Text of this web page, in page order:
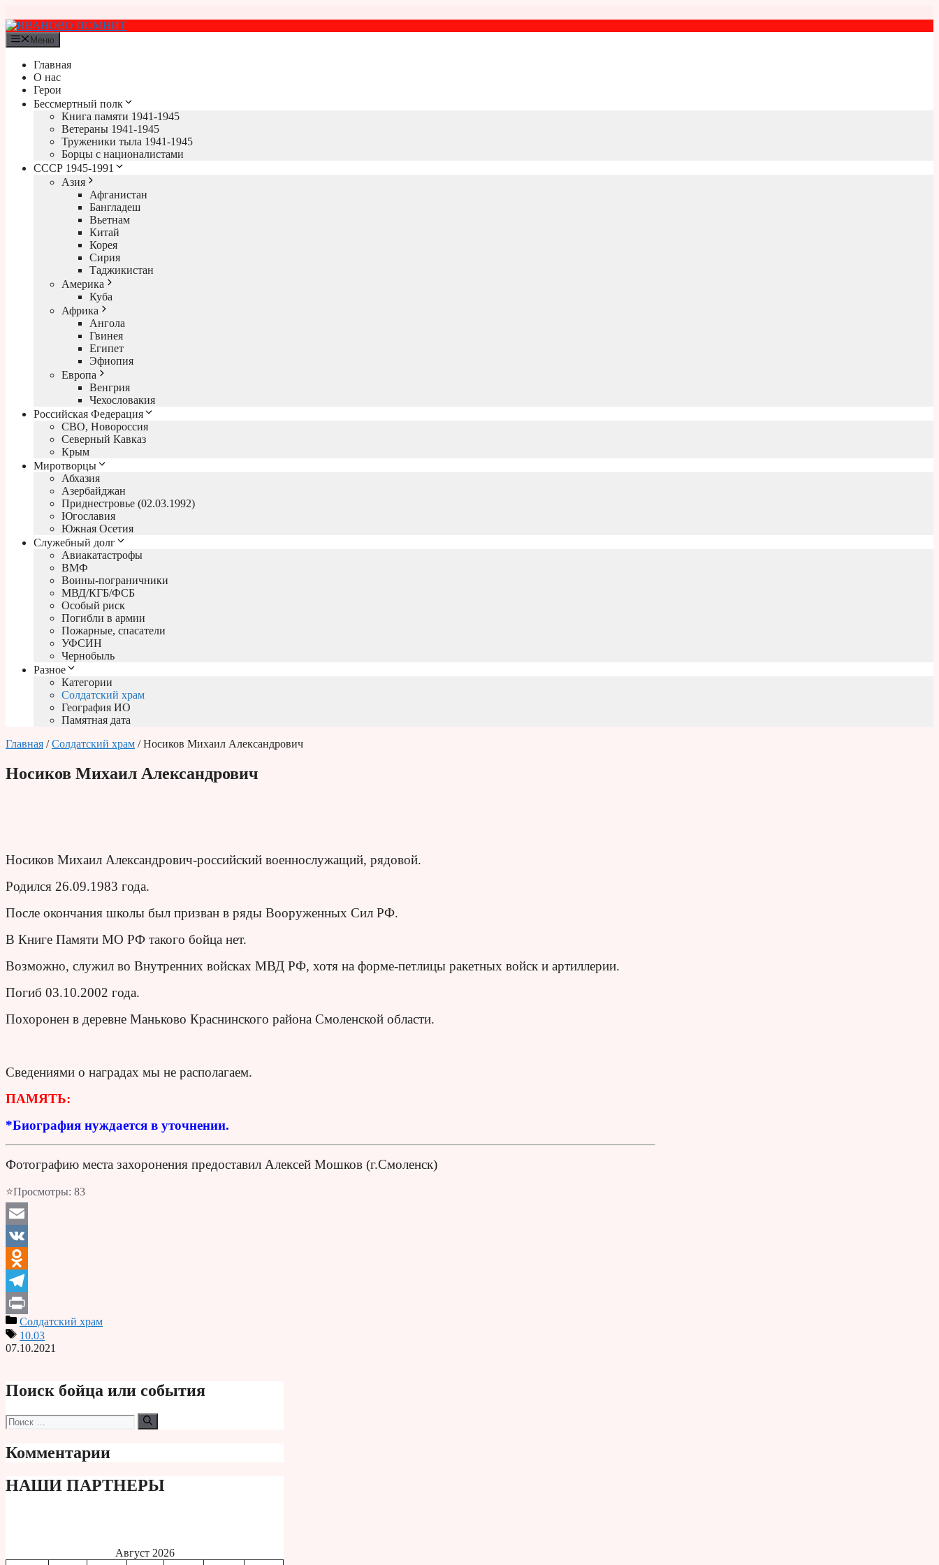
к
содержимому
Меню
Главная
О нас
Герои
Бессмертный полк
Книга памяти 1941-1945
Ветераны 1941-1945
Труженики тыла 1941-1945
Борцы с националистами
СССР 1945-1991
Азия
Афганистан
Бангладеш
Вьетнам
Китай
Корея
Сирия
Таджикистан
Америка
Куба
Африка
Ангола
Гвинея
Египет
Эфиопия
Европа
Венгрия
Чехословакия
Российская Федерация
СВО, Новороссия
Северный Кавказ
Крым
Миротворцы
Абхазия
Азербайджан
Приднестровье (02.03.1992)
Югославия
Южная Осетия
Служебный долг
Авиакатастрофы
ВМФ
Воины-пограничники
МВД/КГБ/ФСБ
Особый риск
Погибли в армии
Пожарные, спасатели
УФСИН
Чернобыль
Разное
Категории
Солдатский храм
География ИО
Памятная дата
Главная /Солдатский храм / Носиков Михаил Александрович
Носиков Михаил Александрович
Носиков Михаил Александрович-российский военнослужащий, рядовой.
Родился 26.09.1983 года.
После окончания школы был призван в ряды Вооруженных Сил РФ.
В Книге Памяти МО РФ такого бойца нет.
Возможно, служил во Внутренних войсках МВД РФ, хотя на форме-петлицы ракетных войск и артиллерии.
Погиб 03.10.2002 года.
Похоронен в деревне Маньково Краснинского района Смоленской области.
Сведениями о наградах мы не располагаем.
ПАМЯТЬ:
*Биография нуждается в уточнении.
Фотографию места захоронения предоставил Алексей Мошков (г.Смоленск)
⭐Просмотры: 83
Email
VK
Odnoklassniki
Telegram
PrintСолдатский храм
10.03
07.10.2021
Поиск бойца или события
Поиск:
Комментарии
НАШИ ПАРТНЕРЫ
Август 2026